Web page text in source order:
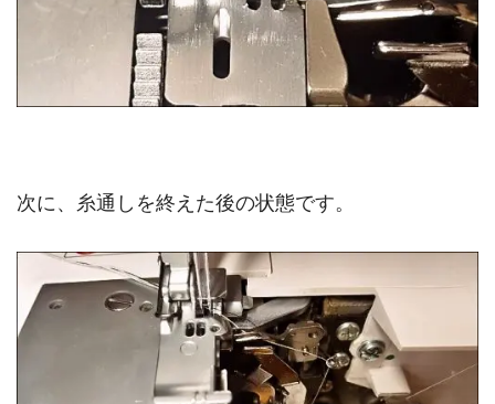
次に、糸通しを終えた後の状態です。